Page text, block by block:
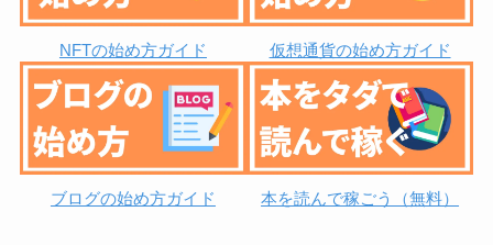
NFTの始め方ガイド 仮想通貨の始め方ガイド
ブログの始め方ガイド 本を読んで稼ごう（無料）